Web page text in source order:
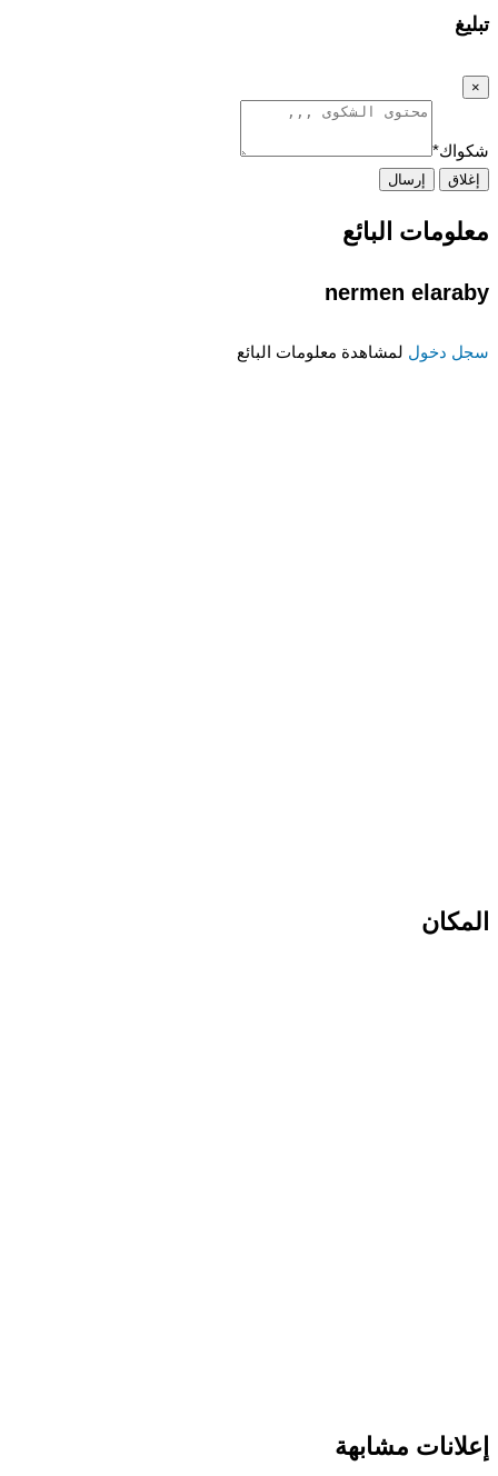
تبليغ
×
شكواك*
إغلاق إرسال
معلومات البائع
nermen elaraby
سجل دخول لمشاهدة معلومات البائع
المكان
إعلانات مشابهة